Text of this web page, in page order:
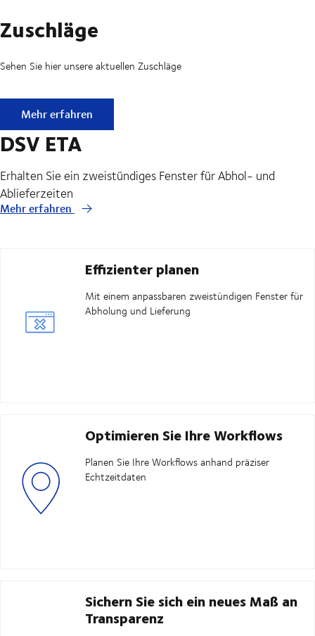
Zuschläge
Sehen Sie hier unsere aktuellen Zuschläge
Zuschläge
Mehr erfahren
DSV ETA
Erhalten Sie ein zweistündiges Fenster für Abhol- und
Ablieferzeiten
Mehr erfahren
Effizienter planen
Mit einem anpassbaren zweistündigen Fenster für
Abholung und Lieferung
Optimieren Sie Ihre Workflows
Planen Sie Ihre Workflows anhand präziser
Echtzeitdaten
Sichern Sie sich ein neues Maß an
Transparenz